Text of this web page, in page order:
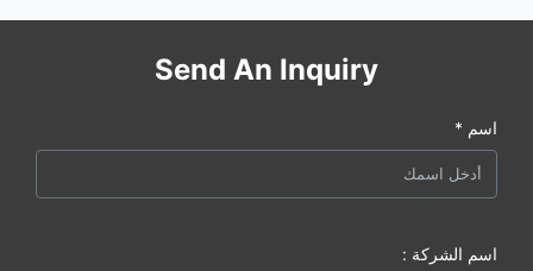
Send An Inquiry
اسم *
اسم الشركة :